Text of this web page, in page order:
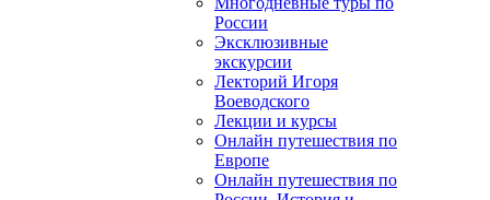
России
Эксклюзивные
экскурсии
Лекторий Игоря
Воеводского
Лекции и курсы
Онлайн путешествия по
Европе
Онлайн путешествия по